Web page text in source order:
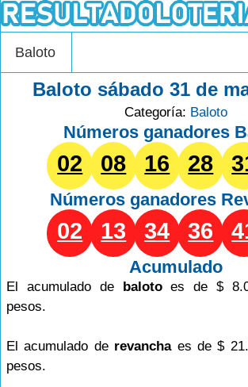
Baloto
Baloto sábado 31 de
Categoría: Baloto
Números ganadores
02 08 16 28
Números ganadores
02 13 34 36
Acumulado
El acumulado de balotoes de $
pesos.
El acumulado de revanchaes de $
pesos.